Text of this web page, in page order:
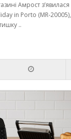
Амрост
in Porto (MR-
..